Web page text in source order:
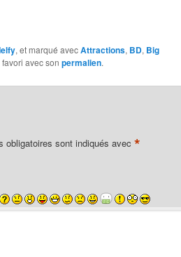
, et marqué avecAttractions, BD, Big
avec son permalien.
obligatoires sont indiqués avec *